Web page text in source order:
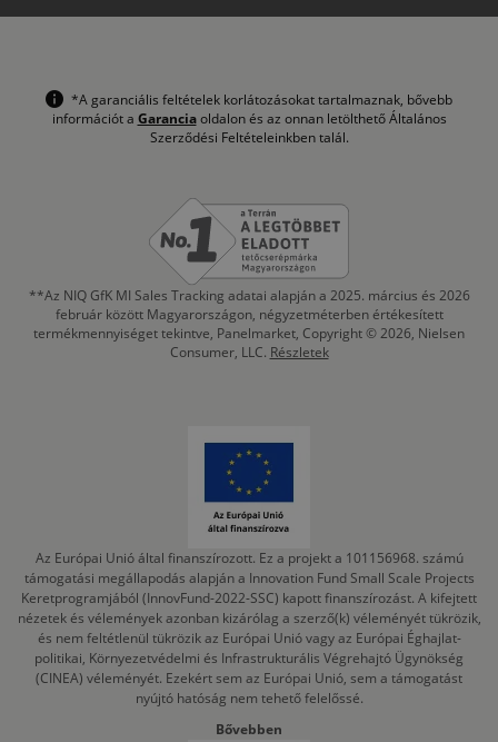
*A garanciális feltételek korlátozásokat tartalmaznak, bővebb
információt a Garanciaoldalon és az onnan letölthető Általános
Szerződési Feltételeinkben talál.
**Az NIQ GfK MI Sales Tracking adatai alapján a 2025. március és 2026
február között Magyarországon, négyzetméterben értékesített
termékmennyiséget tekintve, Panelmarket, Copyright © 2026, Nielsen
Consumer, LLC. Részletek
Az Európai Unió által finanszírozott. Ez a projekt a 101156968. számú
támogatási megállapodás alapján a Innovation Fund Small Scale Projects
Keretprogramjából (InnovFund-2022-SSC) kapott finanszírozást. A kifejtett
nézetek és vélemények azonban kizárólag a szerző(k) véleményét tükrözik,
és nem feltétlenül tükrözik az Európai Unió vagy az Európai Éghajlat-
politikai, Környezetvédelmi és Infrastrukturális Végrehajtó Ügynökség
(CINEA) véleményét. Ezekért sem az Európai Unió, sem a támogatást
nyújtó hatóság nem tehető felelőssé.
Bővebben